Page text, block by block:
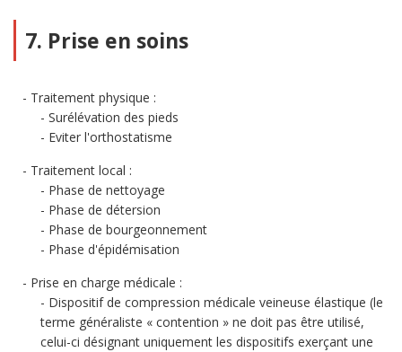
7. Prise en soins
Traitement physique :
Surélévation des pieds
Eviter l'orthostatisme
Traitement local :
Phase de nettoyage
Phase de détersion
Phase de bourgeonnement
Phase d'épidémisation
Prise en charge médicale :
Dispositif de compression médicale veineuse élastique (le
terme généraliste « contention » ne doit pas être utilisé,
celui-ci désignant uniquement les dispositifs exerçant une